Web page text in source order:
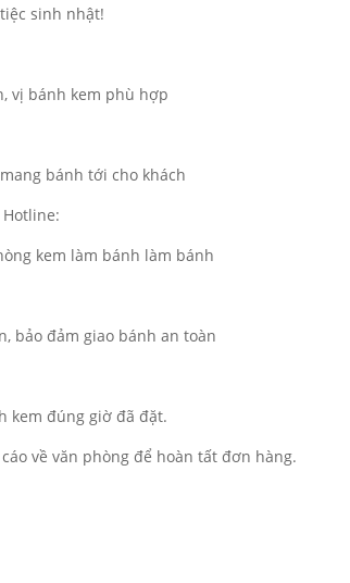
sinh nhật!
vị bánh kem phù hợp
bánh tới cho khách
kem làm bánh làm bánh
bảo đảm giao bánh an toàn
kem đúng giờ đã đặt.
về văn phòng để hoàn tất đơn hàng.